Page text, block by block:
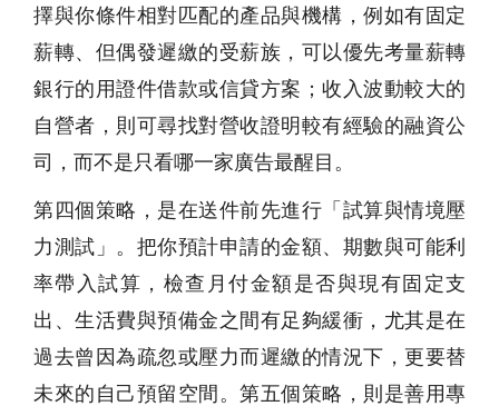
擇與你條件相對匹配的產品與機構，例如有固定
薪轉、但偶發遲繳的受薪族，可以優先考量薪轉
銀行的用證件借款或信貸方案；收入波動較大的
自營者，則可尋找對營收證明較有經驗的融資公
司，而不是只看哪一家廣告最醒目。
第四個策略，是在送件前先進行「試算與情境壓
力測試」。把你預計申請的金額、期數與可能利
率帶入試算，檢查月付金額是否與現有固定支
出、生活費與預備金之間有足夠緩衝，尤其是在
過去曾因為疏忽或壓力而遲繳的情況下，更要替
未來的自己預留空間。第五個策略，則是善用專